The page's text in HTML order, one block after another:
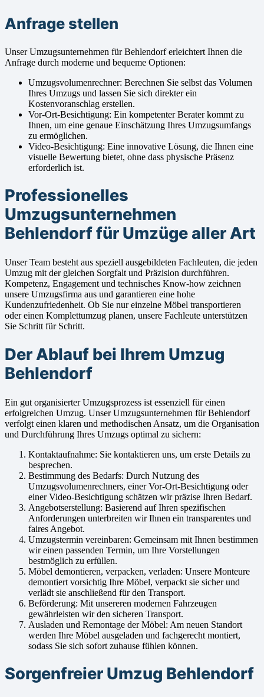
Anfrage stellen
Unser Umzugsunternehmen für Behlendorf erleichtert Ihnen die
Anfrage durch moderne und bequeme Optionen:
Umzugsvolumenrechner: Berechnen Sie selbst das Volumen
Ihres Umzugs und lassen Sie sich direkter ein
Kostenvoranschlag erstellen.
Vor-Ort-Besichtigung: Ein kompetenter Berater kommt zu
Ihnen, um eine genaue Einschätzung Ihres Umzugsumfangs
zu ermöglichen.
Video-Besichtigung: Eine innovative Lösung, die Ihnen eine
visuelle Bewertung bietet, ohne dass physische Präsenz
erforderlich ist.
Professionelles
Umzugsunternehmen
Behlendorf für Umzüge aller Art
Unser Team besteht aus speziell ausgebildeten Fachleuten, die jeden
Umzug mit der gleichen Sorgfalt und Präzision durchführen.
Kompetenz, Engagement und technisches Know-how zeichnen
unsere Umzugsfirma aus und garantieren eine hohe
Kundenzufriedenheit. Ob Sie nur einzelne Möbel transportieren
oder einen Komplettumzug planen, unsere Fachleute unterstützen
Sie Schritt für Schritt.
Der Ablauf bei Ihrem Umzug
Behlendorf
Ein gut organisierter Umzugsprozess ist essenziell für einen
erfolgreichen Umzug. Unser Umzugsunternehmen für Behlendorf
verfolgt einen klaren und methodischen Ansatz, um die Organisation
und Durchführung Ihres Umzugs optimal zu sichern:
Kontaktaufnahme: Sie kontaktieren uns, um erste Details zu
besprechen.
Bestimmung des Bedarfs: Durch Nutzung des
Umzugsvolumenrechners, einer Vor-Ort-Besichtigung oder
einer Video-Besichtigung schätzen wir präzise Ihren Bedarf.
Angebotserstellung: Basierend auf Ihren spezifischen
Anforderungen unterbreiten wir Ihnen ein transparentes und
faires Angebot.
Umzugstermin vereinbaren: Gemeinsam mit Ihnen bestimmen
wir einen passenden Termin, um Ihre Vorstellungen
bestmöglich zu erfüllen.
Möbel demontieren, verpacken, verladen: Unsere Monteure
demontiert vorsichtig Ihre Möbel, verpackt sie sicher und
verlädt sie anschließend für den Transport.
Beförderung: Mit unsereren modernen Fahrzeugen
gewährleisten wir den sicheren Transport.
Ausladen und Remontage der Möbel: Am neuen Standort
werden Ihre Möbel ausgeladen und fachgerecht montiert,
sodass Sie sich sofort zuhause fühlen können.
Sorgenfreier Umzug Behlendorf